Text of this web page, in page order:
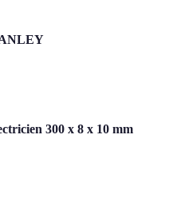
300 x 8 x 10 mm